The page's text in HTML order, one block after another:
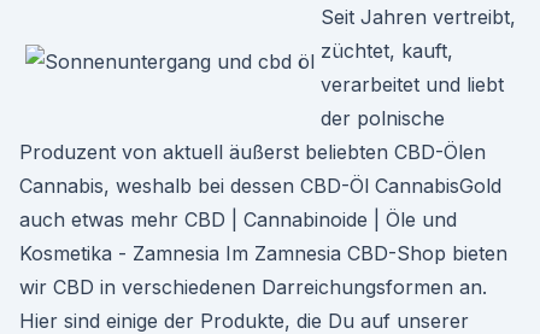
Seit Jahren vertreibt,
züchtet, kauft,
verarbeitet und liebt
der polnische
Produzent von aktuell äußerst beliebten CBD-Ölen
Cannabis, weshalb bei dessen CBD-Öl CannabisGold
auch etwas mehr CBD | Cannabinoide | Öle und
Kosmetika - Zamnesia Im Zamnesia CBD-Shop bieten
wir CBD in verschiedenen Darreichungsformen an.
Hier sind einige der Produkte, die Du auf unserer